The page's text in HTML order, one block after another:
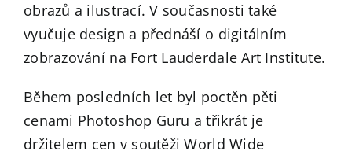
obrazů a ilustrací. V současnosti také
vyučuje design a přednáší o digitálním
zobrazování na Fort Lauderdale Art Institute.
Během posledních let byl poctěn pěti
cenami Photoshop Guru a třikrát je
držitelem cen v soutěži World Wide